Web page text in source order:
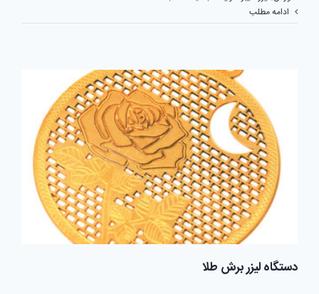
سیم
ادامه مطلب
دستگاه لیزر برش طلا